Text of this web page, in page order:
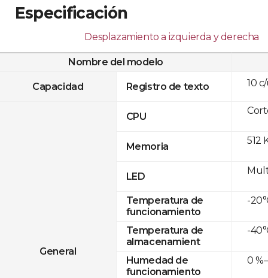
Especificación
Desplazamiento a izquierda y derecha
Nombre del modelo
Capacidad Registro de texto
General
CPU
Memoria
LED
Temperatura de
funcionamiento
Temperatura de
almacenamient
Humedad de
funcionamiento
10
512
-
-
0